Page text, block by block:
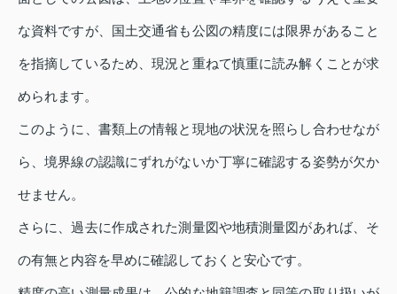
な資料ですが、国土交通省も公図の精度には限界があること
を指摘しているため、現況と重ねて慎重に読み解くことが求
められます。
このように、書類上の情報と現地の状況を照らし合わせなが
ら、境界線の認識にずれがないか丁寧に確認する姿勢が欠か
せません。
さらに、過去に作成された測量図や地積測量図があれば、そ
の有無と内容を早めに確認しておくと安心です。